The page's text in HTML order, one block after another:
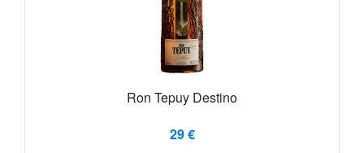
Ron Tepuy Destino
29 €